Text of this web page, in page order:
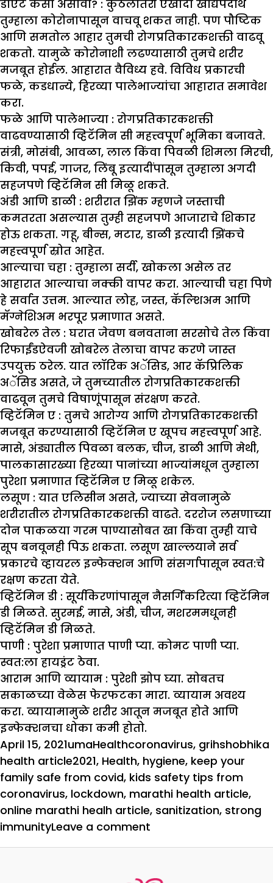
डाएट कसा असावा? : कुठलातरी एखादा खाद्यपदार्थ
तुम्हाला कोरोनापासून वाचवू शकत नाही. पण पौष्टिक
आणि समतोल आहार तुमची रोगप्रतिकारकशक्ती वाढवू
शकतो. यामुळे कोरोनाशी लढण्यासाठी तुमचे शरीर
मजबूत होईल. आहारात वैविध्य हवे. विविध प्रकारची
फळे, कडधान्ये, हिरव्या पालेभाज्यांचा आहारात समावेश
करा.
फळे आणि पालेभाज्या : रोगप्रतिकारकशक्ती
वाढवण्यासाठी व्हिटॅमिन सी महत्त्वपूर्ण भूमिका बजावते.
संत्री, मोसंबी, आवळा, लाल किंवा पिवळी शिमला मिरची,
किवी, पपई, गाजर, लिंबू इत्यादींपासून तुम्हाला अगदी
सहजपणे व्हिटॅमिन सी मिळू शकते.
अंडी आणि डाळी : शरीरात झिंक म्हणजे जस्ताची
कमतरता असल्यास तुम्ही सहजपणे आजाराचे शिकार
होऊ शकता. गहू, बीन्स, मटार, डाळी इत्यादी झिंकचे
महत्त्वपूर्ण स्रोत आहेत.
आल्याचा चहा : तुम्हाला सर्दी, खोकला असेल तर
आहारात आल्याचा नक्की वापर करा. आल्याची चहा पिणे
हे सर्वात उत्तम. आल्यात लोह, जस्त, कॅल्शिअम आणि
मॅग्नेशिअम भरपूर प्रमाणात असते.
खोबरेल तेल : घरात जेवण बनवताना सरसोचे तेल किंवा
रिफाईंडऐवजी खोबरेल तेलाचा वापर करणे जास्त
उपयुक्त ठरेल. यात लॉरिक अॅसिड, आर कॅप्रिलिक
अॅसिड असते, जे तुमच्यातील रोगप्रतिकारकशक्ती
वाढवून तुमचे विषाणूंपासून संरक्षण करते.
व्हिटॅमिन ए : तुमचे आरोग्य आणि रोगप्रतिकारकशक्ती
मजबूत करण्यासाठी व्हिटॅमिन ए खूपच महत्त्वपूर्ण आहे.
मासे, अंड्यातील पिवळा बलक, चीज, डाळी आणि मेथी,
पालकासारख्या हिरव्या पानांच्या भाज्यांमधून तुम्हाला
पुरेशा प्रमाणात व्हिटॅमिन ए मिळू शकेल.
लसूण : यात एलिसीन असते, ज्याच्या सेवनामुळे
शरीरातील रोगप्रतिकारकशक्ती वाढते. दररोज लसणाच्या
दोन पाकळया गरम पाण्यासोबत खा किंवा तुम्ही याचे
सूप बनवूनही पिऊ शकता. लसूण खाल्लयाने सर्व
प्रकारचे व्हायरल इन्फेक्शन आणि संसर्गापासून स्वत:चे
रक्षण करता येते.
व्हिटॅमिन डी : सूर्यकिरणांपासून नैसर्गिकरित्या व्हिटॅमिन
डी मिळते. सुरमई, मासे, अंडी, चीज, मशरममधूनही
व्हिटॅमिन डी मिळते.
पाणी : पुरेशा प्रमाणात पाणी प्या. कोमट पाणी प्या.
स्वत:ला हायड्रंट ठेवा.
आराम आणि व्यायाम : पुरेशी झोप घ्या. सोबतच
सकाळच्या वेळेस फेरफटका मारा. व्यायाम अवश्य
करा. व्यायामामुळे शरीर आतून मजबूत होते आणि
इन्फेक्शनचा धोका कमी होतो.
Posted
on
April 15, 2021Author
umaCategories
HealthTags
coronavirus, grihshobhika
health article2021, Health, hygiene, keep your
family safe from covid, kids safety tips from
coronavirus, lockdown, marathi health article,
online marathi healh article, sanitization, strong
immunityLeave a comment
सुरक्षित